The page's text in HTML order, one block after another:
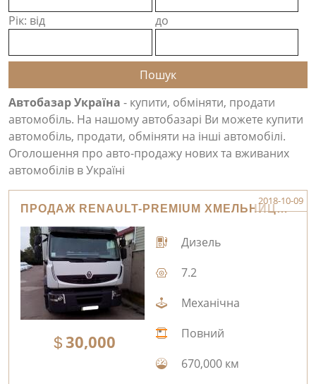
Рік: від до
Автобазар Україна - купити, обміняти, продати
автомобіль. На нашому автобазарі Ви можете купити
автомобіль, продати, обміняти на інші автомобілі.
Оголошення про авто-продажу нових та вживаних
автомобілів в Україні
ПРОДАЖ RENAULT-PREMIUM ХМЕЛЬНИЦЬКИЙ
2018-10-09
30,000
Дизель
7.2
Механічна
Повний
670,000 км